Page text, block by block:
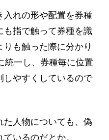
れの形や配置を券種
も指で触って券種を識
も触った際に分かり
統一し、券種毎に位置
しやすくしているので
人物についても、偽
いるのだとか。